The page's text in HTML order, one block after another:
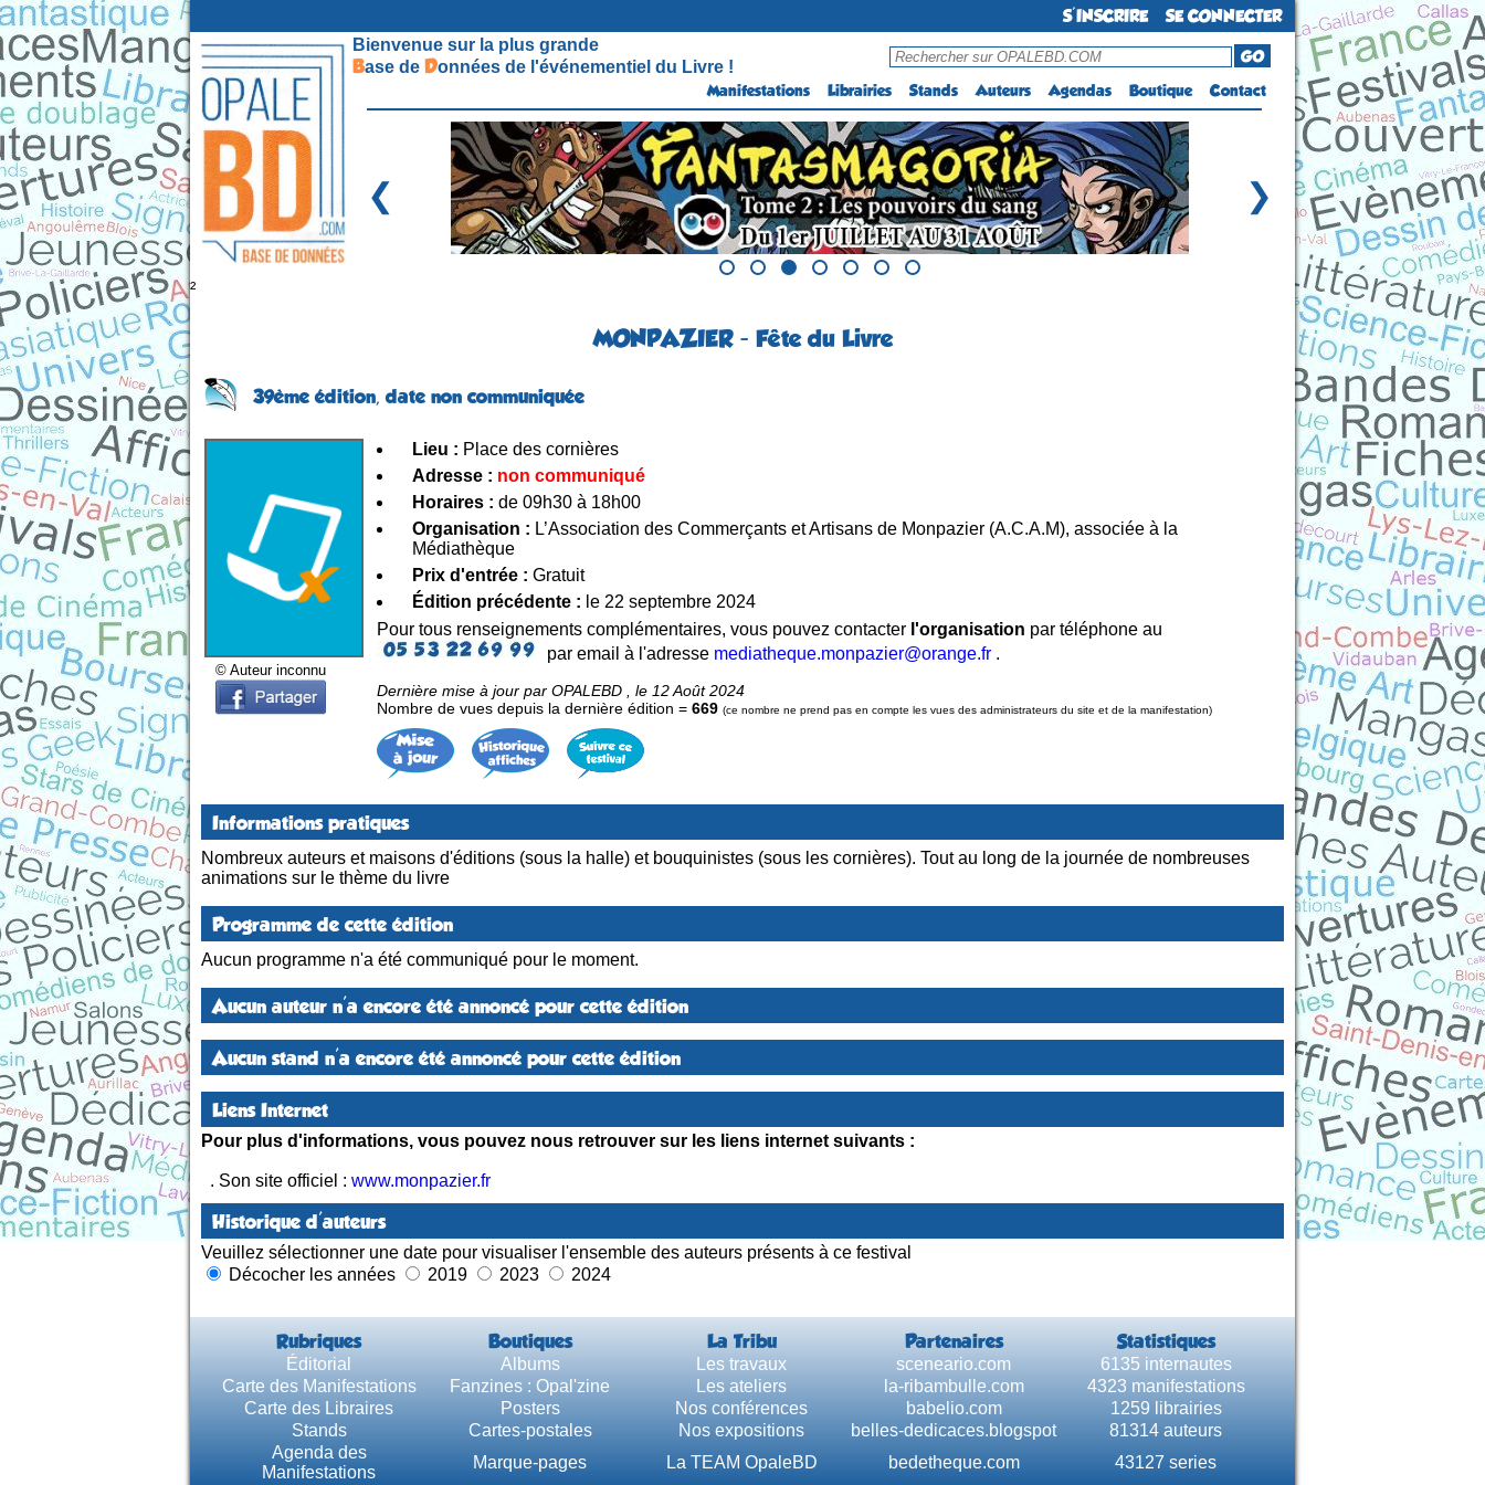
S'INSCRIRE
SE CONNECTER
Bienvenue sur la plus grande
Base de Données de l'événementiel du Livre !
GO
Manifestations
Librairies Stands Auteurs Agendas Boutique Contact
❮ ❯
²
MONPAZIER - Fête du Livre
39ème édition,date non communiquée
© Auteur inconnu
Lieu : Place des cornières
Adresse : non communiqué
Horaires : de 09h30 à 18h00
Organisation : L’Association des Commerçants et Artisans de Monpazier (A.C.A.M), associée à la
Médiathèque
Prix d'entrée : Gratuit
Édition précédente : le 22 septembre 2024
Pour tous renseignements complémentaires, vous pouvez contacter l'organisation par téléphone au
par email à l'adresse mediatheque.monpazier@orange.fr .
Dernière mise à jour par OPALEBD , le 12 Août 2024
Nombre de vues depuis la dernière édition = 669 (ce nombre ne prend pas en compte les vues des administrateurs du site et de la manifestation)
Informations pratiques
Nombreux auteurs et maisons d'éditions (sous la halle) et bouquinistes (sous les cornières). Tout au long de la journée de nombreuses
animations sur le thème du livre
Programme de cette édition
Aucun programme n'a été communiqué pour le moment.
Aucun auteur n'a encore été annoncé pour cette édition
Aucun stand n'a encore été annoncé pour cette édition
Liens Internet
Pour plus d'informations, vous pouvez nous retrouver sur les liens internet suivants :
. Son site officiel : www.monpazier.fr
Historique d'auteurs
Veuillez sélectionner une date pour visualiser l'ensemble des auteurs présents à ce festival
Décocher les années
2019 2023 2024
Rubriques Boutiques La Tribu Partenaires Statistiques
Éditorial Albums Les travaux sceneario.com
6135 internautes
Carte des Manifestations
Fanzines : Opal'zine Les ateliers la-ribambulle.com
4323 manifestations
Carte des Libraires
Posters Nos conférences babelio.com
1259 librairies
Stands
Cartes-postales Nos expositions belles-dedicaces.blogspot
81314 auteurs
Agenda des
Manifestations
Marque-pages La TEAM OpaleBD bedetheque.com
43127 series